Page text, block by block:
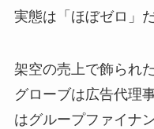
実態は「ほぼゼロ」
架空の売上で飾られ
グローブは広告代理
はグループファイナ